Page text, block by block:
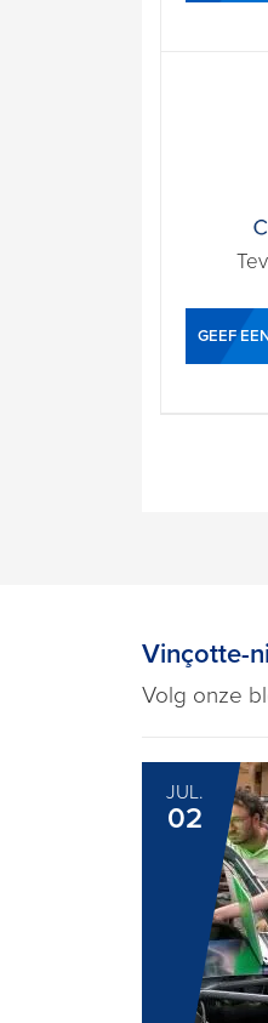
GEEF
Vinçotte-
Volg onze
JUL.
02